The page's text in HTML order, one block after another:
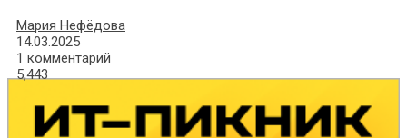
Мария Нефёдова
14.03.2025
1 комментарий
5,443